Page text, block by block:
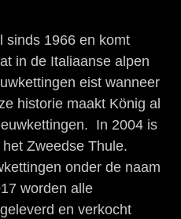
sinds 1966 en komt
in de Italiaanse alpen
eist wanneer
historie maakt König al
In 2004 is
Zweedse Thule.
onder de naam
worden alle
en verkocht